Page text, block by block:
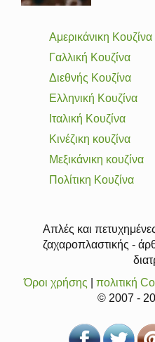
Αμερικάνικη Κουζίνα
Γαλλική Κουζίνα
Διεθνής Κουζίνα
Ελληνική Κουζίνα
Ιταλική Κουζίνα
Κινέζικη κουζίνα
Μεξικάνικη κουζίνα
Πολίτικη Κουζίνα
Απλές και
ζαχαροπλαστικής -
Όροι χρήσης
πολιτική
© 2007 -